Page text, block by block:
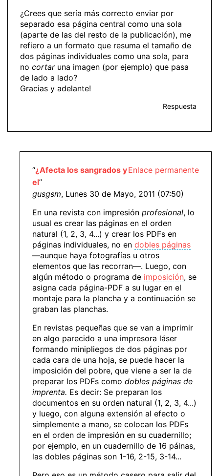
¿Crees que sería más correcto enviar por
separado esa página central como una sola
(aparte de las del resto de la publicación), me
refiero a un formato que resuma el tamaño de
dos páginas individuales como una sola, para
no cortaruna imagen (por ejemplo) que pasa
de lado a lado?
Gracias y adelante!
Respuesta
Enlace permanente
“¿Afecta los sangrados y
el”
gusgsm, Lunes 30 de Mayo, 2011 (07:50)
En una revista con impresión profesional, lo
usual es crear las páginas en el orden
natural (1, 2, 3, 4...) y crear los PDFs en
páginas individuales, no en dobles páginas
—aunque haya fotografías u otros
elementos que las recorran—. Luego, con
algún método o programa de imposición, se
asigna cada página-PDF a su lugar en el
montaje para la plancha y a continuación se
graban las planchas.
En revistas pequeñas que se van a imprimir
en algo parecido a una impresora láser
formando minipliegos de dos páginas por
cada cara de una hoja, se puede hacer la
imposición del pobre, que viene a ser la de
preparar los PDFs como dobles páginas de
imprenta. Es decir: Se preparan los
documentos en su orden natural (1, 2, 3, 4...)
y luego, con alguna extensión al efecto o
simplemente a mano, se colocan los PDFs
en el orden de impresión en su cuadernillo;
por ejemplo, en un cuadernillo de 16 páinas,
las dobles páginas son 1-16, 2-15, 3-14...